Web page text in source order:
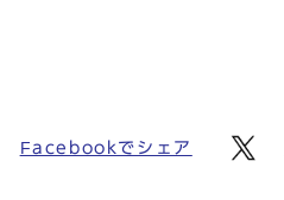
Facebookでシェア